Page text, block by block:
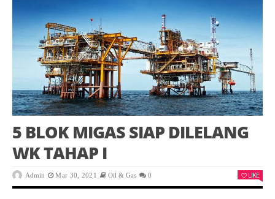
5 BLOK MIGAS SIAP DILELANG
WK TAHAP I
Admin Mar 30, 2021 Oil & Gas 0 LIKE